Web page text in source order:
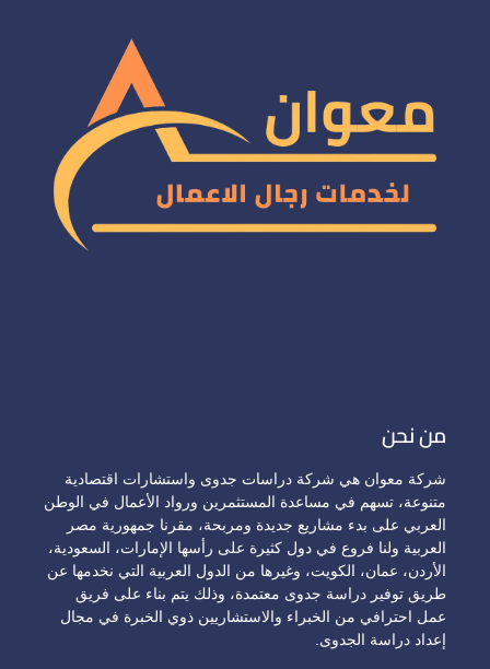
من نحن
شركة معوان هي شركة دراسات جدوى واستشارات اقتصادية
متنوعة، تسهم في مساعدة المستثمرين ورواد الأعمال في الوطن
العربي على بدء مشاريع جديدة ومربحة، مقرنا جمهورية مصر
العربية ولنا فروع في دول كثيرة على رأسها الإمارات، السعودية،
الأردن، عمان، الكويت، وغيرها من الدول العربية التي نخدمها عن
طريق توفير دراسة جدوى معتمدة، وذلك يتم بناء على فريق
عمل احترافي من الخبراء والاستشاريين ذوي الخبرة في مجال
إعداد دراسة الجدوى.